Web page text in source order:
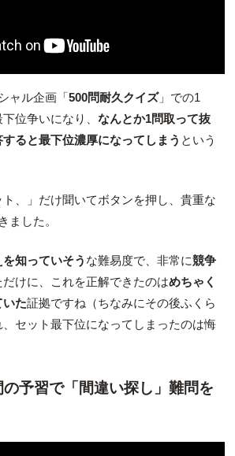
ャル企画「500問耐久クイズ」での1
位争いになり、 なんとか1問取って抜
ると最下位濃厚になってしまう という
、」だけ聞いてボタンを押し、貴重な
ました。
知っていそう な難易度で、非常に競争
だけに、これを正解できたのはめちゃく
いた証拠ですね（ちなみにその後ふくら
セット最下位になってしまったのは悔
予習で「間違い探し」難問を